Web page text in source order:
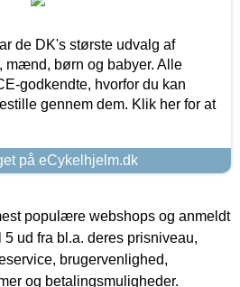
de DK's største udvalg af
mænd, børn og babyer. Alle
godkendte, hvorfor du kan
gennem dem. Klik her for at
på eCykelhjelm.dk
populære webshops og anmeldt
ud fra bl.a. deres prisniveau,
brugervenlighed,
og betalingsmuligheder.